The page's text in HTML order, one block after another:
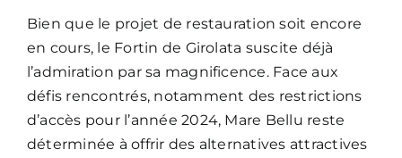
Bien que le projet de restauration soit encore
en cours, le Fortin de Girolata suscite déjà
l’admiration par sa magnificence. Face aux
défis rencontrés, notamment des restrictions
d’accès pour l’année 2024, Mare Bellu reste
déterminée à offrir des alternatives attractives